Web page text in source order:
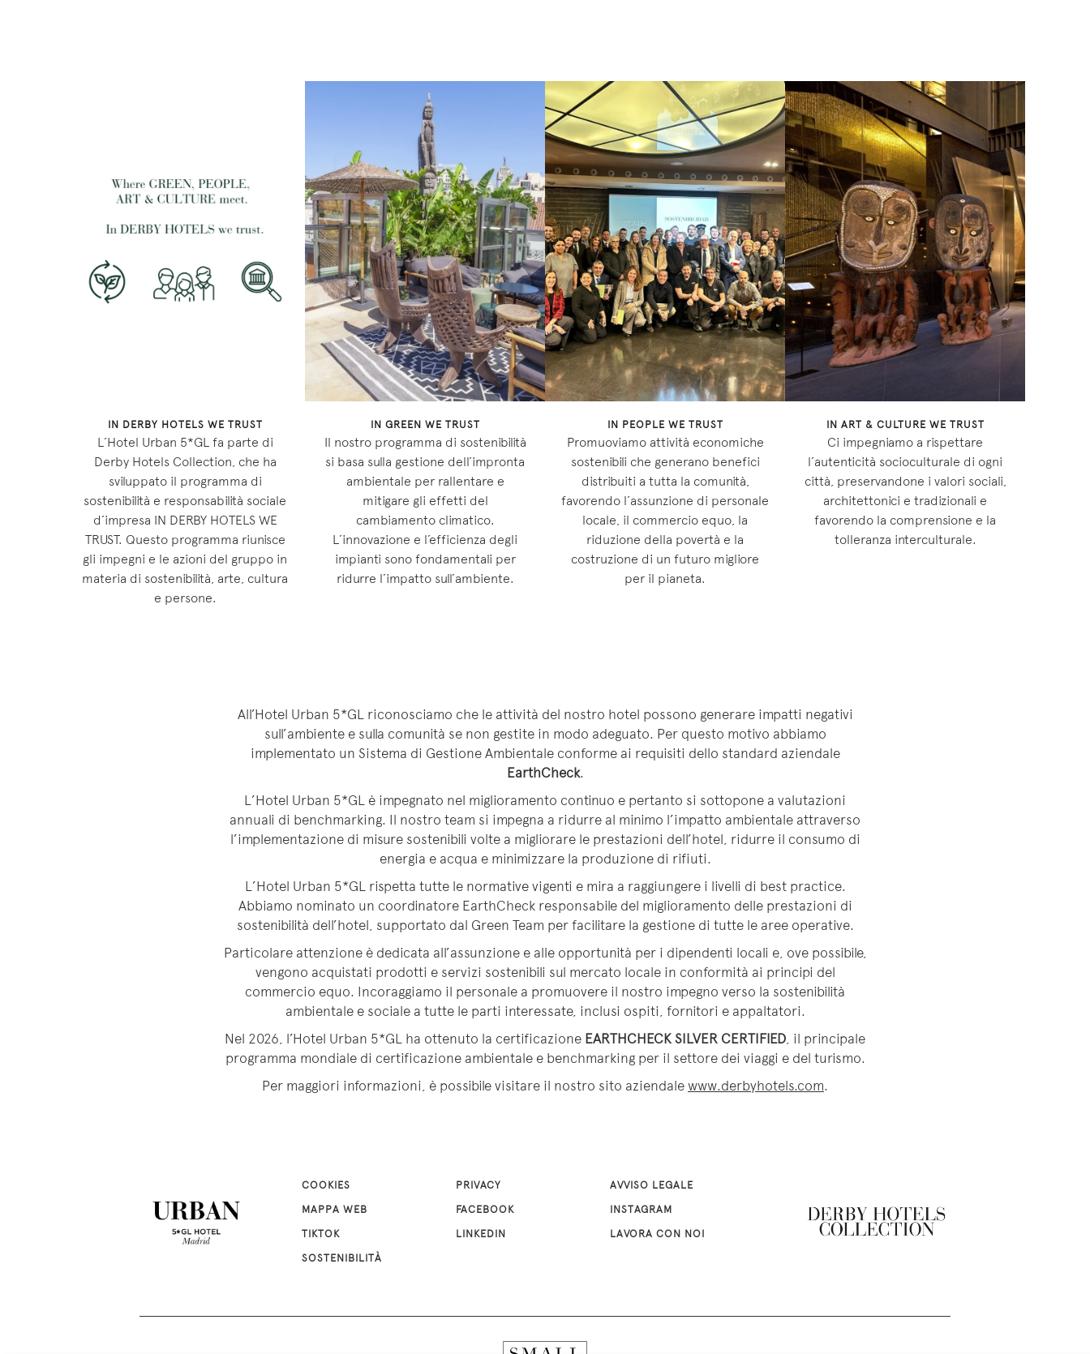
IN DERBY HOTELS WE TRUST
L’Hotel Urban 5*GL fa parte di
Derby Hotels Collection, che ha
sviluppato il programma di
sostenibilità e responsabilità sociale
d’impresa IN DERBY HOTELS WE
TRUST. Questo programma riunisce
gli impegni e le azioni del gruppo in
materia di sostenibilità, arte, cultura
e persone.
IN GREEN WE TRUST
Il nostro programma di sostenibilità
si basa sulla gestione dell’impronta
ambientale per rallentare e
mitigare gli effetti del
cambiamento climatico.
L’innovazione e l’efficienza degli
impianti sono fondamentali per
ridurre l’impatto sull’ambiente.
IN PEOPLE WE TRUST
Promuoviamo attività economiche
sostenibili che generano benefici
distribuiti a tutta la comunità,
favorendo l’assunzione di personale
locale, il commercio equo, la
riduzione della povertà e la
costruzione di un futuro migliore
per il pianeta.
IN ART & CULTURE WE TRUST
Ci impegniamo a rispettare
l’autenticità socioculturale di ogni
città, preservandone i valori sociali,
architettonici e tradizionali e
favorendo la comprensione e la
tolleranza interculturale.
All’Hotel Urban 5*GL riconosciamo che le attività del nostro hotel possono generare impatti negativi
sull’ambiente e sulla comunità se non gestite in modo adeguato. Per questo motivo abbiamo
implementato un Sistema di Gestione Ambientale conforme ai requisiti dello standard aziendale
EarthCheck.
L’Hotel Urban 5*GL è impegnato nel miglioramento continuo e pertanto si sottopone a valutazioni
annuali di benchmarking. Il nostro team si impegna a ridurre al minimo l’impatto ambientale attraverso
l’implementazione di misure sostenibili volte a migliorare le prestazioni dell’hotel, ridurre il consumo di
energia e acqua e minimizzare la produzione di rifiuti.
L’Hotel Urban 5*GL rispetta tutte le normative vigenti e mira a raggiungere i livelli di best practice.
Abbiamo nominato un coordinatore EarthCheck responsabile del miglioramento delle prestazioni di
sostenibilità dell’hotel, supportato dal Green Team per facilitare la gestione di tutte le aree operative.
Particolare attenzione è dedicata all’assunzione e alle opportunità per i dipendenti locali e, ove possibile,
vengono acquistati prodotti e servizi sostenibili sul mercato locale in conformità ai principi del
commercio equo. Incoraggiamo il personale a promuovere il nostro impegno verso la sostenibilità
ambientale e sociale a tutte le parti interessate, inclusi ospiti, fornitori e appaltatori.
Nel 2026, l’Hotel Urban 5*GL ha ottenuto la certificazione EARTHCHECK SILVER CERTIFIED , il principale
programma mondiale di certificazione ambientale e benchmarking per il settore dei viaggi e del turismo.
Per maggiori informazioni, è possibile visitare il nostro sito aziendale www.derbyhotels.com.
COOKIES PRIVACY AVVISO LEGALE
MAPPA WEB FACEBOOK INSTAGRAM
TIKTOK LINKEDIN LAVORA CON NOI
SOSTENIBILITÀ